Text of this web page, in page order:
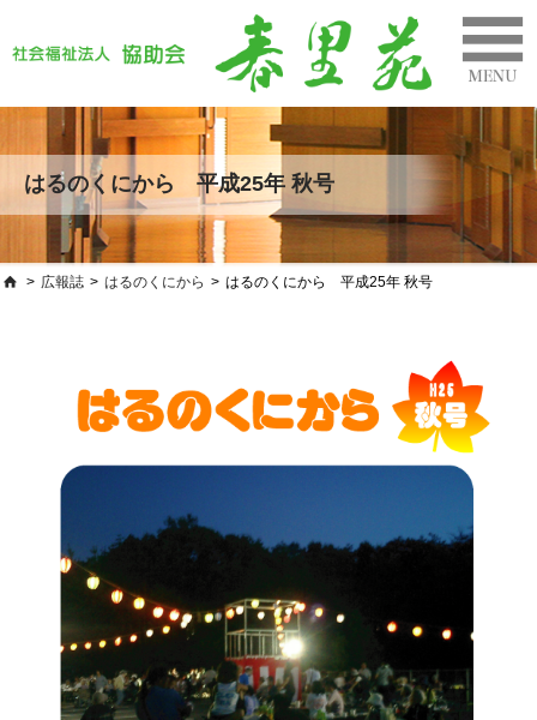
はるのくにから 平成25年 秋号
> 広報誌 > はるのくにから > はるのくにから 平成25年 秋号